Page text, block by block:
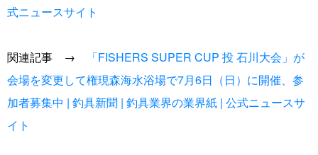
式ニュースサイト
関連記事 →
「FISHERS SUPER CUP 投 石川大会」が
会場を変更して権現森海水浴場で7月6日（日）に開催、参
加者募集中 | 釣具新聞 | 釣具業界の業界紙 | 公式ニュースサ
イト